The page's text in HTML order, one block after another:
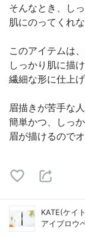
そんなとき、し
肌にのってくれ
このアイテムは
しっかり肌に描け
繊細な形に仕上げ
眉描きが苦手な
簡単かつ、しっ
眉が描けるので
KATE(ケイ
アイブロウ